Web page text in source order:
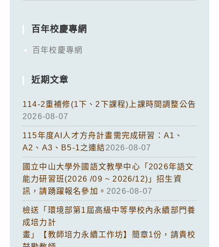
百年校慶專網
百年校慶專網
近期文章
114-2重補修(1下、2下課程)上課時間調整公告
2026-08-07
115年度AI人才方舟計畫需完成研習：A1、
A2、A3、B5-1之連結2026-08-07
國立中山大學外國語文教學中心「2026年語文
能力研習班(2026 /09 ~ 2026/12)」招生資
訊，請踴躍報名參加。 2026-08-07
檢送「環境部第1屆高級中等學校內永續部門養
成培力計
畫」【教師培力永續工作坊】簡章1份，請貴校